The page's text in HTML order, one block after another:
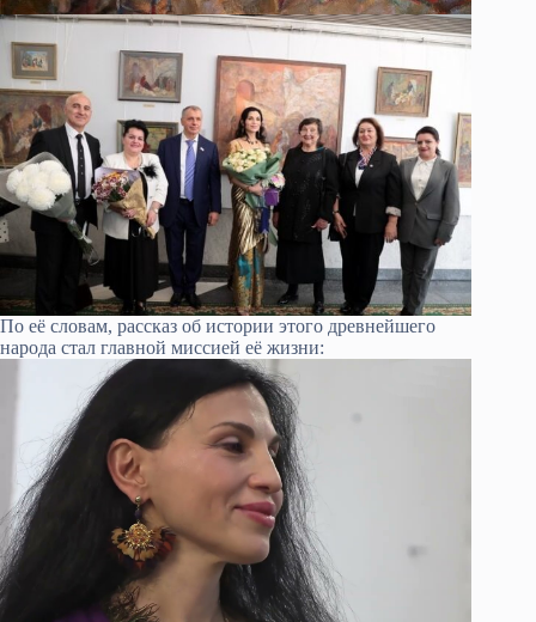
По её словам, рассказ об истории этого древнейшего
народа стал главной миссией её жизни: